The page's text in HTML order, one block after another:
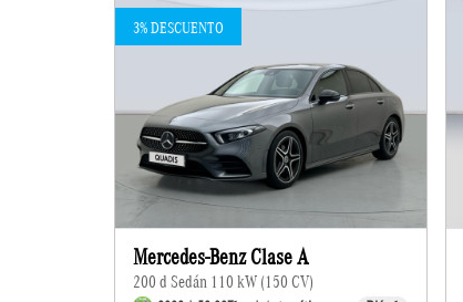
3% DESCUENTO
Mercedes-Benz Clase A
200 d Sedán 110 kW (150 CV)